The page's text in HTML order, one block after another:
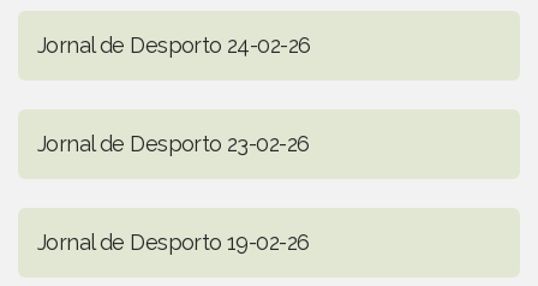
Jornal de Desporto 24-02-26
Jornal de Desporto 23-02-26
Jornal de Desporto 19-02-26